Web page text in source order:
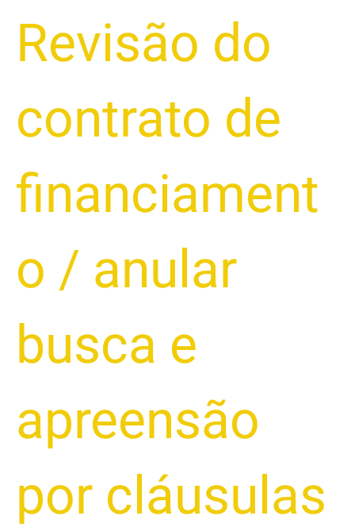
Revisão do
contrato de
financiament
o / anular
busca e
apreensão
por cláusulas